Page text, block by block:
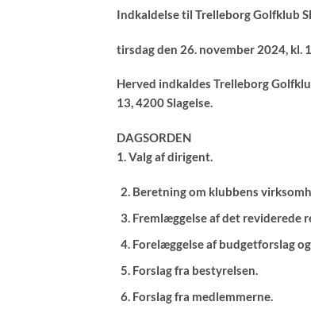
Indkaldelse til Trelleborg Golfklub
tirsdag den 26. november 2024, kl.
Herved indkaldes Trelleborg
13, 4200 Slagelse.
DAGSORDEN
1. Valg af dirigent.
Beretning om klubbens
Fremlæggelse af det reviderede
Forelæggelse af budgetforslag
Forslag fra bestyrelsen.
Forslag fra medlemmerne.